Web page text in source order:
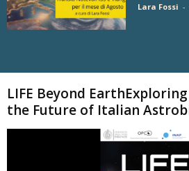
Lara Fossi -
LIFE Beyond
the Future of Italian